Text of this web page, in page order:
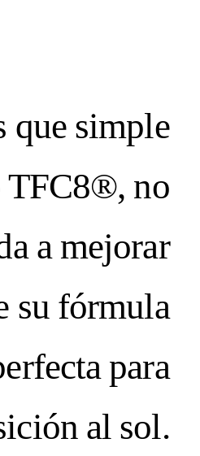
que simple
TFC8®, no
a mejorar
su fórmula
para
al sol.